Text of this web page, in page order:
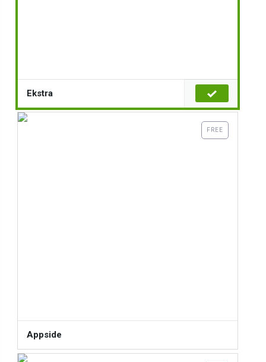
Ekstra
FREE
Appside